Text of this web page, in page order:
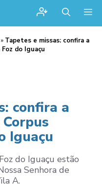
» Tapetes e missas: confira a
do Iguaçu
confira a
Iguaçu
do Iguaçu estão
Senhora de
A.